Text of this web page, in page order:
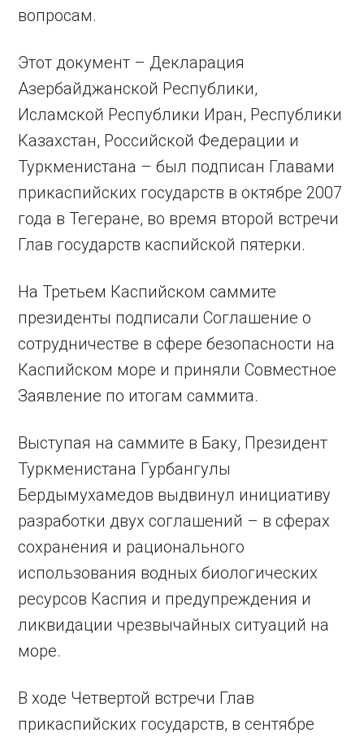
вопросам.
Этот документ – Декларация
Азербайджанской Республики,
Исламской Республики Иран, Республики
Казахстан, Российской Федерации и
Туркменистана – был подписан Главами
прикаспийских государств в октябре 2007
года в Тегеране, во время второй встречи
Глав государств каспийской пятерки.
На Третьем Каспийском саммите
президенты подписали Соглашение о
сотрудничестве в сфере безопасности на
Каспийском море и приняли Совместное
Заявление по итогам саммита.
Выступая на саммите в Баку, Президент
Туркменистана Гурбангулы
Бердымухамедов выдвинул инициативу
разработки двух соглашений – в сферах
сохранения и рационального
использования водных биологических
ресурсов Каспия и предупреждения и
ликвидации чрезвычайных ситуаций на
море.
В ходе Четвертой встречи Глав
прикаспийских государств, в сентябре